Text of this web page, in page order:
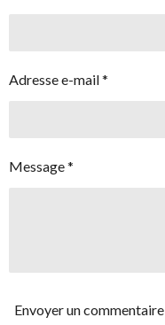
Adresse e-mail *
Message *
Envoyer un commentaire